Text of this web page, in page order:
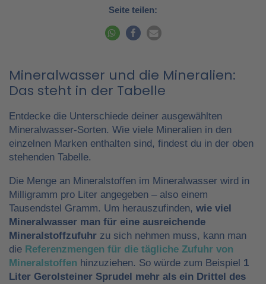
Seite teilen:
Mineralwasser und die Mineralien:
Das steht in der Tabelle
Entdecke die Unterschiede deiner ausgewählten
Mineralwasser-Sorten. Wie viele Mineralien in den
einzelnen Marken enthalten sind, findest du in der oben
stehenden Tabelle.
Die Menge an Mineralstoffen im Mineralwasser wird in
Milligramm pro Liter angegeben – also einem
Tausendstel Gramm. Um herauszufinden, wie viel
Mineralwasser man für eine ausreichende
Mineralstoffzufuhr zu sich nehmen muss, kann man
die Referenzmengen für die tägliche Zufuhr von
Mineralstoffen hinzuziehen. So würde zum Beispiel 1
Liter Gerolsteiner Sprudel mehr als ein Drittel des